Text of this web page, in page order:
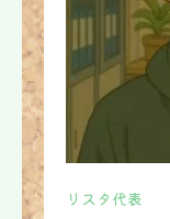
リスタ代表